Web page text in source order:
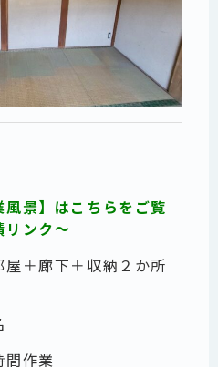
風景】はこちらをご覧
リンク～
下＋収納２か所
作業